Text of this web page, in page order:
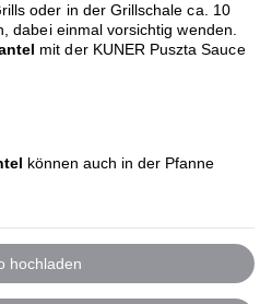
oder in der Grillschale ca. 10
dabei einmal vorsichtig wenden.
mit der KUNER Puszta Sauce
können auch in der Pfanne
hochladen